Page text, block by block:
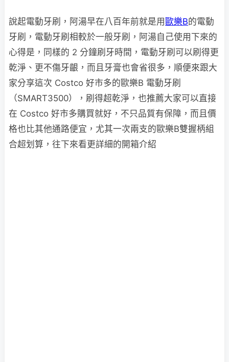
說起電動牙刷，阿湯早在八百年前就是用 歐樂B的電動
牙刷，電動牙刷相較於一般牙刷，阿湯自己使用下來的
心得是，同樣的 2 分鐘刷牙時間，電動牙刷可以刷得更
乾淨、更不傷牙齦，而且牙膏也會省很多，順便來跟大
家分享這次 Costco 好市多的歐樂B 電動牙刷
（SMART3500），刷得超乾淨，也推薦大家可以直接
在 Costco 好市多購買就好，不只品質有保障，而且價
格也比其他通路便宜，尤其一次兩支的歐樂B雙握柄組
合超划算，往下來看更詳細的開箱介紹